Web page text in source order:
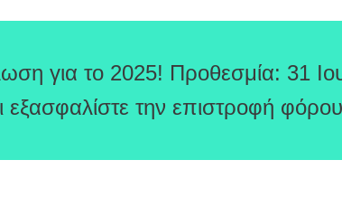
για το 2025! Προθεσμία: 31
εξασφαλίστε την επιστροφή